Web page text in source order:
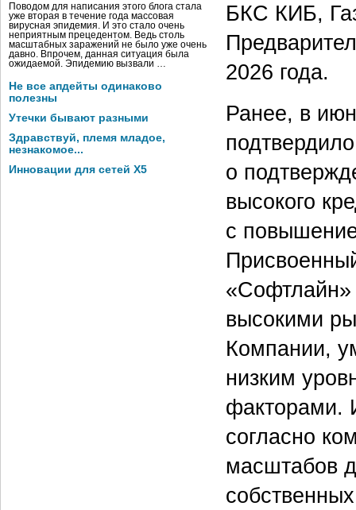
Поводом для написания этого блога стала
уже вторая в течение года массовая
вирусная эпидемия. И это стало очень
неприятным прецедентом. Ведь столь
масштабных заражений не было уже очень
давно. Впрочем, данная ситуация была
ожидаемой. Эпидемию вызвали …
Не все апдейты одинаково
полезны
Утечки бывают разными
Здравствуй, племя младое,
незнакомое...
Инновации для сетей X5
БКС КИБ,
2026 года.
Ранее, в
о
высокого
с
«Софтлайн»
высокими
Компании,
низким
факторами.
согласно
масштабов